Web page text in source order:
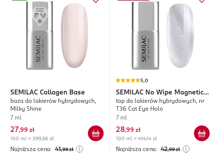
SEMILAC Collagen Base
baza do lakierów hybrydowych,
Milky Shine
7 ml
27,99 zł
100 ml = 399,86 zł
Najniższa cena: 41,99 zł
5,0
SEMILAC No Wipe Magnetic
Effect
top do lakierów hybrydowych, nr
T36 Cat Eye Holo
7 ml
28,99 zł
100 ml = 414,14 zł
Najniższa cena: 42,99 zł